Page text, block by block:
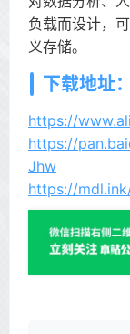
负载而设计，
义存储。
下载地址：
https://
https://
Jhw
https://